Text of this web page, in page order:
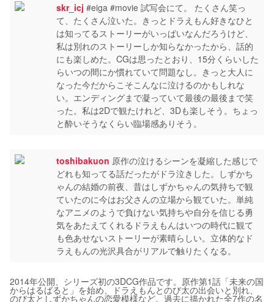
skr_icj #eiga #movie 試写会にて。 たくさん笑っ
て、たくさん泣いた。きっとドラえもん好きなひと
は知ってるストーリーがいっぱいなんだろうけど、
私は別れのストーリーしか知らなかったから、話的
にも楽しめた。CGは思ったとおり、15分くらいした
らいつの間にか慣れていて問題なし。きっと大人に
なった今だからこそこんなに泣けるのかもしれな
い。エンディングまで凝っていて最後の最後まで笑
った。私は2Dで観たけれど、3Dも楽しそう。ちょっ
と酔いそうなくらい臨場感ありそう。
toshibakuon 原作の泣けるシーンを凝縮した感じで
どれも知ってる話だったがドラ泣きした。しずかち
ゃんの結婚の前夜、昔はしずかちゃんの気持ちで観
ていたのに今はお父さんの立場から観ていた。単純
なアニメのようで負けない気持ちや自分を信じる勇
気をあたえてくれるドラえもんはいつの時代に観て
も色あせないストーリーが素晴らしい。立体的なド
ラえもんの光沢具合がリアルで触りたくなる。
2014年公開、シリーズ初の3DCG作品です。原作第1話「未来の国
からはるばると」を始め、ドラえもんとのび太の出会いと別れ、
のび太としずかちゃんの恋愛模様など。過去に描かれた全7作の名